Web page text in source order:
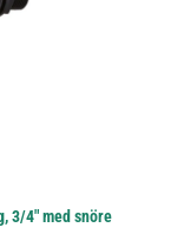
3/4" med snöre